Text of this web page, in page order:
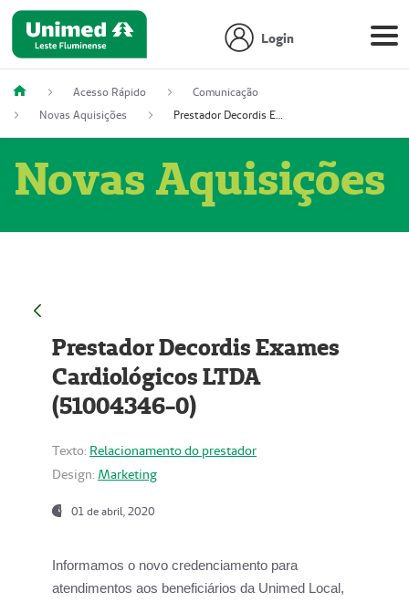
Login
Acesso Rápido
Comunicação
Novas Aquisições
Prestador Decordis Exames Cardiológicos LTDA (51004346-0)
Novas Aquisições
Prestador Decordis Exames
Cardiológicos LTDA
(51004346-0)
Texto: Relacionamento do prestador
Design: Marketing
01 de abril, 2020
Informamos o novo credenciamento para
atendimentos aos beneficiários da Unimed Local,